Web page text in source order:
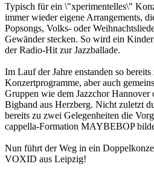
Typisch für ein \"xperimentelles\"
immer wieder eigene Arrangements,
Popsongs, Volks- oder
Gewänder stecken. So wird ein
der Radio-Hit zur Jazzballade.
Im Lauf der Jahre enstanden so
Konzertprogramme, aber auch
Gruppen wie dem Jazzchor Hannover
Bigband aus Herzberg. Nicht zuletzt
bereits zu zwei Gelegenheiten die
cappella-Formation MAYBEBOP
Nun führt der Weg in ein
VOXID aus Leipzig!